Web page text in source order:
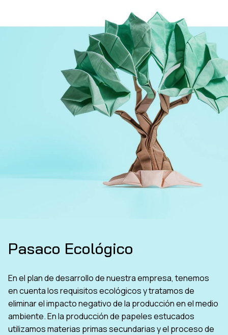
Pasaco Ecológico
En el plan de desarrollo de nuestra empresa, tenemos
en cuenta los requisitos ecológicos y tratamos de
eliminar el impacto negativo de la producción en el medio
ambiente. En la producción de papeles estucados
utilizamos materias primas secundarias y el proceso de